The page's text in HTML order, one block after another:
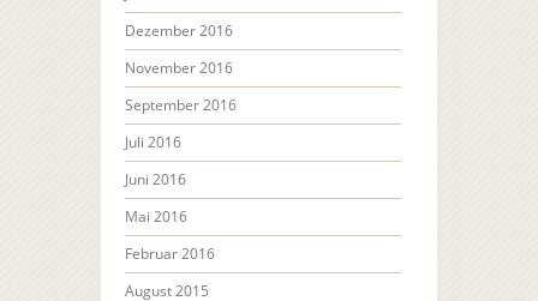
Dezember 2016
November 2016
September 2016
Juli 2016
Juni 2016
Mai 2016
Februar 2016
August 2015